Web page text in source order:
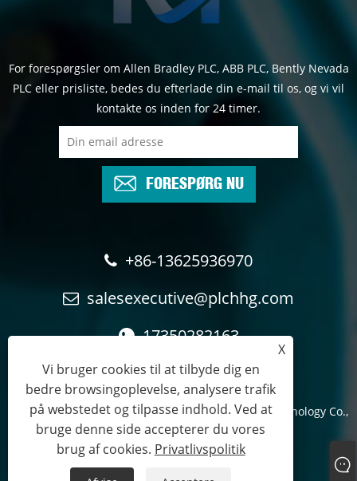
For forespørgsler om Allen Bradley PLC, ABB PLC, Bently Nevada
PLC eller prisliste, bedes du efterlade din e-mail til os, og vi vil
kontakte os inden for 24 timer.
FORESPØRG NU
+86-13625936970
salesexecutive@plchhg.com
17350282163
Copyright © 2024Zhangzhou Rayon Automation Technology Co.,
Ltd.- Alle rettigheder forbeholdes.
Links
RSS XML Privatlivspolitik
X
Vi bruger cookies til at tilbyde dig en
bedre browsingoplevelse, analysere trafik
på webstedet og tilpasse indhold. Ved at
bruge denne side accepterer du vores
brug af cookies. Privatlivspolitik